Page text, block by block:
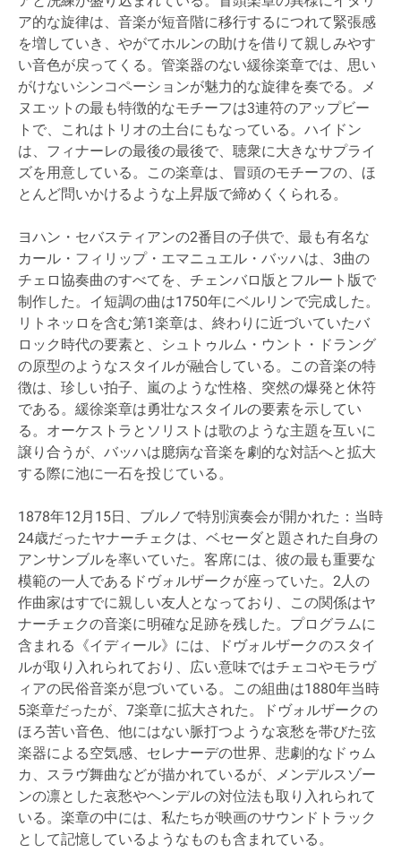
ア的な旋律は、音楽が短音階に移行するにつれて緊張感
を増していき、やがてホルンの助けを借りて親しみやす
い音色が戻ってくる。管楽器のない緩徐楽章では、思い
がけないシンコペーションが魅力的な旋律を奏でる。メ
ヌエットの最も特徴的なモチーフは3連符のアップビー
トで、これはトリオの土台にもなっている。ハイドン
は、フィナーレの最後の最後で、聴衆に大きなサプライ
ズを用意している。この楽章は、冒頭のモチーフの、ほ
とんど問いかけるような上昇版で締めくくられる。
ヨハン・セバスティアンの2番目の子供で、最も有名な
カール・フィリップ・エマニュエル・バッハは、3曲の
チェロ協奏曲のすべてを、チェンバロ版とフルート版で
制作した。イ短調の曲は1750年にベルリンで完成した。
リトネッロを含む第1楽章は、終わりに近づいていたバ
ロック時代の要素と、シュトゥルム・ウント・ドラング
の原型のようなスタイルが融合している。この音楽の特
徴は、珍しい拍子、嵐のような性格、突然の爆発と休符
である。緩徐楽章は勇壮なスタイルの要素を示してい
る。オーケストラとソリストは歌のような主題を互いに
譲り合うが、バッハは臆病な音楽を劇的な対話へと拡大
する際に池に一石を投じている。
1878年12月15日、ブルノで特別演奏会が開かれた：当時
24歳だったヤナーチェクは、ベセーダと題された自身の
アンサンブルを率いていた。客席には、彼の最も重要な
模範の一人であるドヴォルザークが座っていた。2人の
作曲家はすでに親しい友人となっており、この関係はヤ
ナーチェクの音楽に明確な足跡を残した。プログラムに
含まれる《イディール》には、ドヴォルザークのスタイ
ルが取り入れられており、広い意味ではチェコやモラヴ
ィアの民俗音楽が息づいている。この組曲は1880年当時
5楽章だったが、7楽章に拡大された。ドヴォルザークの
ほろ苦い音色、他にはない脈打つような哀愁を帯びた弦
楽器による空気感、セレナーデの世界、悲劇的なドゥム
カ、スラヴ舞曲などが描かれているが、メンデルスゾー
ンの凛とした哀愁やヘンデルの対位法も取り入れられて
いる。楽章の中には、私たちが映画のサウンドトラック
として記憶しているようなものも含まれている。